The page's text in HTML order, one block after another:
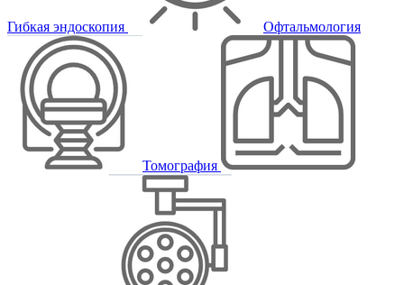
Гибкая эндоскопия Офтальмология
Томография